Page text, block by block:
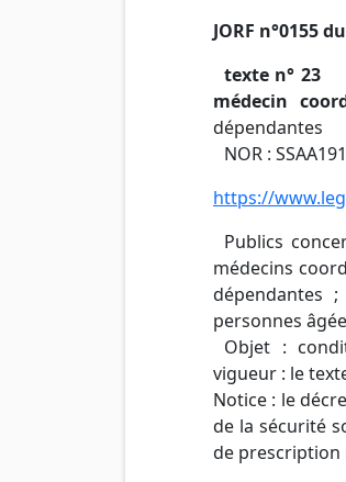
JORF n°0155
texte n° 23
médecin
dépendantes
NOR :
https://
Publics
médecins
dépendantes
personnes
Objet :
vigueur : le
Notice : le
de la sécurité
de prescription